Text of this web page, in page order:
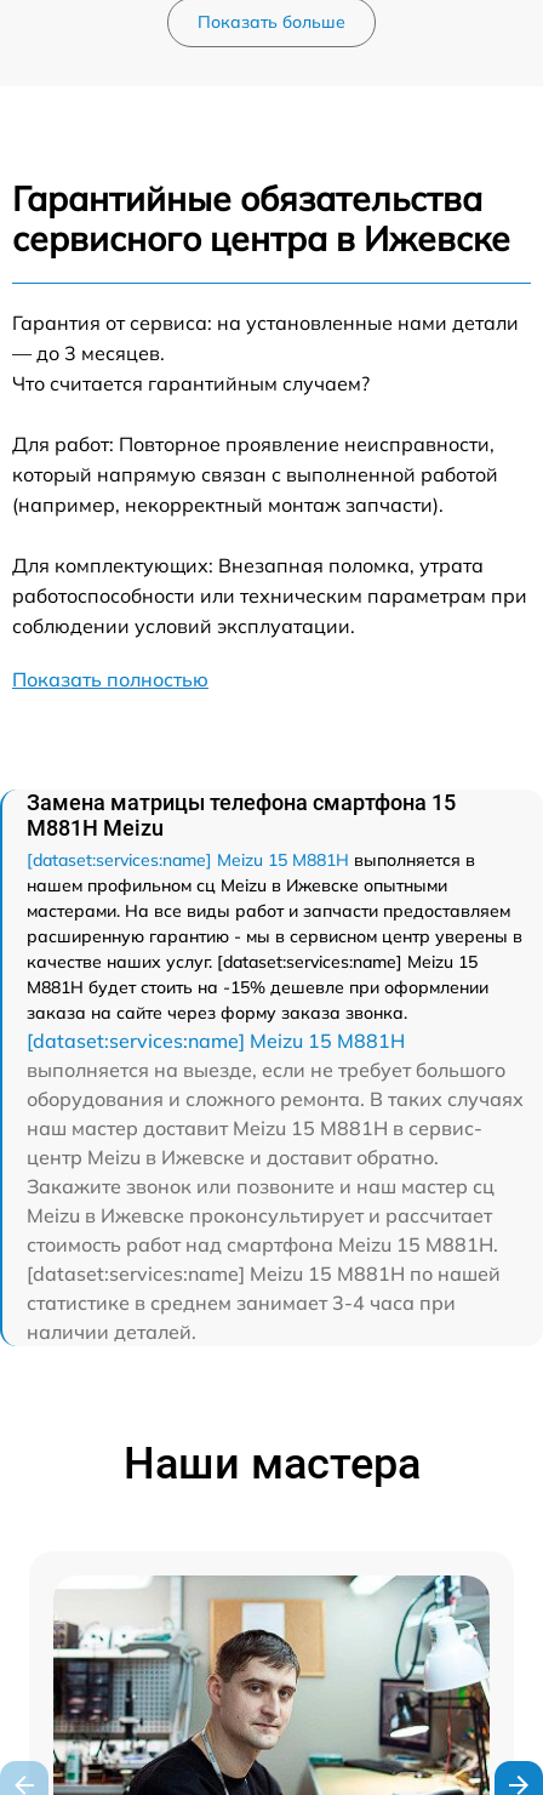
Показать больше
Гарантийные обязательства
сервисного центра в Ижевске
Гарантия от сервиса: на установленные нами детали
— до 3 месяцев.
Что считается гарантийным случаем?
Для работ: Повторное проявление неисправности,
который напрямую связан с выполненной работой
(например, некорректный монтаж запчасти).
Для комплектующих: Внезапная поломка, утрата
работоспособности или техническим параметрам при
соблюдении условий эксплуатации.
Показать полностью
Замена матрицы телефона смартфона 15
M881H Meizu
[dataset:services:name] Meizu 15 M881H выполняется в
нашем профильном сц Meizu в Ижевске опытными
мастерами. На все виды работ и запчасти предоставляем
расширенную гарантию - мы в сервисном центр уверены в
качестве наших услуг. [dataset:services:name] Meizu 15
M881H будет стоить на -15% дешевле при оформлении
заказа на сайте через форму заказа звонка.
[dataset:services:name] Meizu 15 M881H
выполняется на выезде, если не требует большого
оборудования и сложного ремонта. В таких случаях
наш мастер доставит Meizu 15 M881H в сервис-
центр Meizu в Ижевске и доставит обратно.
Закажите звонок или позвоните и наш мастер сц
Meizu в Ижевске проконсультирует и рассчитает
стоимость работ над смартфона Meizu 15 M881H.
[dataset:services:name] Meizu 15 M881H по нашей
статистике в среднем занимает 3-4 часа при
наличии деталей.
Наши мастера